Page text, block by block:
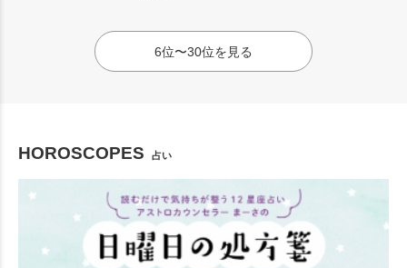
6位〜30位を見る
HOROSCOPES 占い